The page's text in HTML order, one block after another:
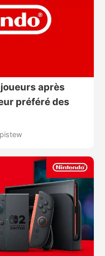
après
préféré des